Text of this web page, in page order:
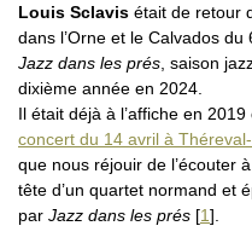
Louis Sclavis était de retour
dans l’Orne et le Calvados
Jazz dans les prés , saison
dixième année en 2024.
Il était déjà à l’affiche en
concert du 14 avril à
que nous réjouir de l’écouter
tête d’un quartet normand et
par Jazz dans les prés [1]